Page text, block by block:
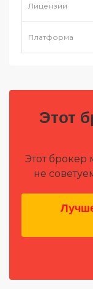
Лицензии
Платформа
Этот
Этот
не